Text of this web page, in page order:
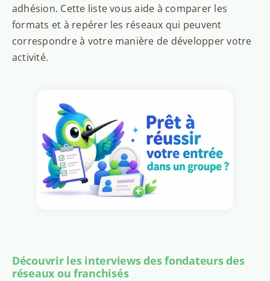
adhésion. Cette liste vous aide à comparer les
formats et à repérer les réseaux qui peuvent
correspondre à votre manière de développer votre
activité.
Découvrir les interviews des fondateurs des
réseaux ou franchisés